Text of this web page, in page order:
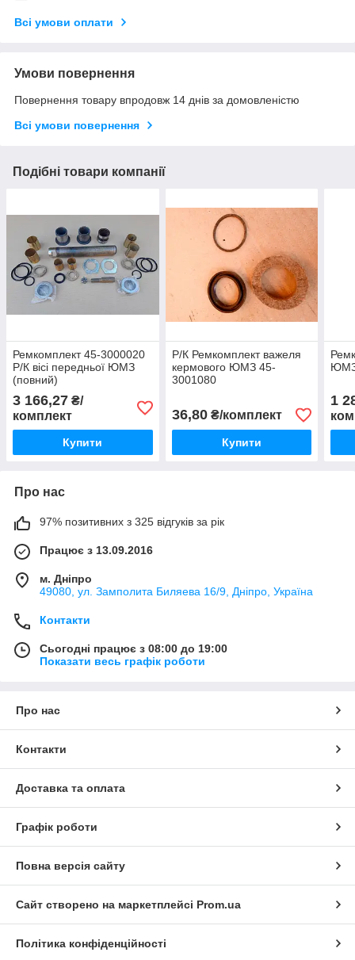
Всі умови оплати
Умови повернення
Повернення товару впродовж 14 днів за домовленістю
Всі умови повернення
Подібні товари компанії
Ремкомплект 45-3000020
Р/К вісі передньої ЮМЗ
(повний)
3 166,27 ₴/
комплект
Купити
Р/К Ремкомплект важеля
кермового ЮМЗ 45-
3001080
36,80₴/комплект
Купити
ЮМЗ
1
Про нас
97% позитивних з 325 відгуків за рік
Працює з 13.09.2016
м. Дніпро
49080, ул. Замполита Биляева 16/9, Дніпро, Україна
Контакти
Сьогодні працює з 08:00 до 19:00
Показати весь графік роботи
Про нас
Контакти
Доставка та оплата
Графік роботи
Повна версія сайту
Сайт створено на маркетплейсі Prom.ua
Політика конфіденційності